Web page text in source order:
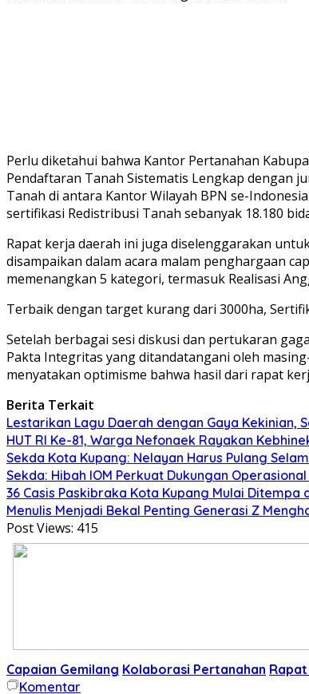
Perlu diketahui bahwa Kantor Pertanahan
Pendaftaran Tanah Sistematis Lengkap dengan
Tanah di antara Kantor Wilayah BPN se-
sertifikasi Redistribusi Tanah sebanyak 18.180
Rapat kerja daerah ini juga diselenggarakan
disampaikan dalam acara malam penghargaan
memenangkan 5 kategori, termasuk Realisasi
Terbaik dengan target kurang dari 3000ha,
Setelah berbagai sesi diskusi dan pertukaran
Pakta Integritas yang ditandatangani oleh
menyatakan optimisme bahwa hasil dari rapat
Berita Terkait
Lestarikan Lagu Daerah dengan Gaya Kekinian,
HUT RI Ke-81, Warga Nefonaek Rayakan
Sekda Kota Kupang: Nelayan Harus Pulang
Sekda: Hibah IOM Perkuat Dukungan
36 Casis Paskibraka Kota Kupang Mulai
Menulis Menjadi Bekal Penting Generasi Z
Post Views: 415
Capaian Gemilang Kolaborasi Pertanahan Rapat
Komentar